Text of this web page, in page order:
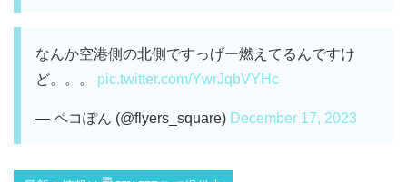
なんか空港側の北側ですっげー燃えてるんですけ
ど。。。 pic.twitter.com/YwrJqbVYHc
— ペコぽん (@flyers_square) December 17, 2023